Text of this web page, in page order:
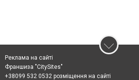
Реклама на сайті
Франшиза "CitySites"
+38099 532 0532 розміщення на сайті